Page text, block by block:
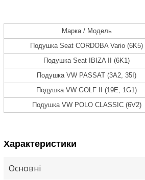
Марка / Модель
Подушка Seat CORDOBA Vario (6K5)
Подушка Seat IBIZA II (6K1)
Подушка VW PASSAT (3A2, 35I)
Подушка VW GOLF II (19E, 1G1)
Подушка VW POLO CLASSIC (6V2)
Характеристики
Основні